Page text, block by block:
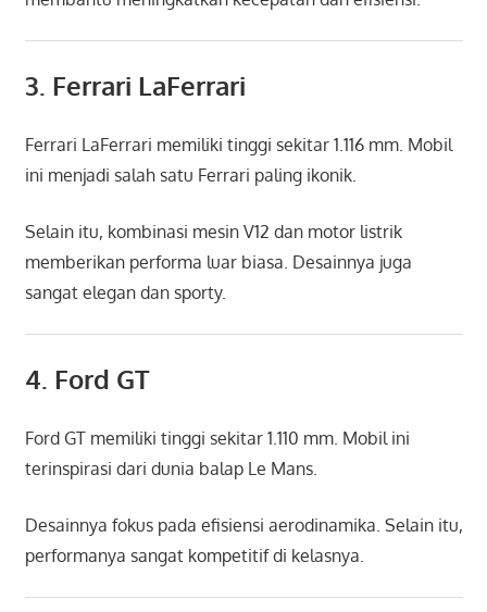
3. Ferrari LaFerrari
Ferrari LaFerrari memiliki tinggi sekitar 1.116 mm. Mobil
ini menjadi salah satu Ferrari paling ikonik.
Selain itu, kombinasi mesin V12 dan motor listrik
memberikan performa luar biasa. Desainnya juga
sangat elegan dan sporty.
4. Ford GT
Ford GT memiliki tinggi sekitar 1.110 mm. Mobil ini
terinspirasi dari dunia balap Le Mans.
Desainnya fokus pada efisiensi aerodinamika. Selain itu,
performanya sangat kompetitif di kelasnya.